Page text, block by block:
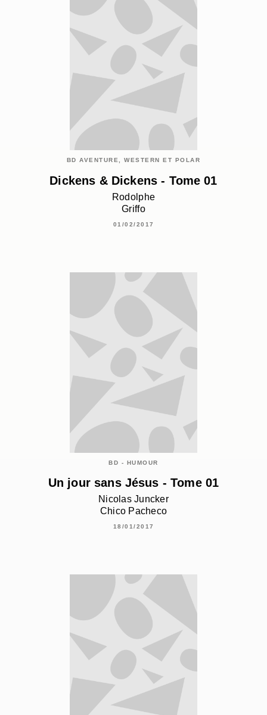
BD AVENTURE, WESTERN ET POLAR
Dickens & Dickens - Tome 01
Rodolphe
Griffo
01/02/2017
BD - HUMOUR
Un jour sans Jésus - Tome 01
Nicolas Juncker
Chico Pacheco
18/01/2017